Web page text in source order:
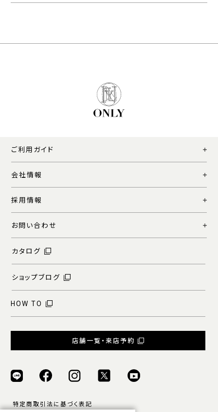
ご利用ガイド
会社情報
採用情報
お問い合わせ
カタログ
ショップブログ
HOW TO
店舗一覧・来店予約
特定商取引法に基づく表記